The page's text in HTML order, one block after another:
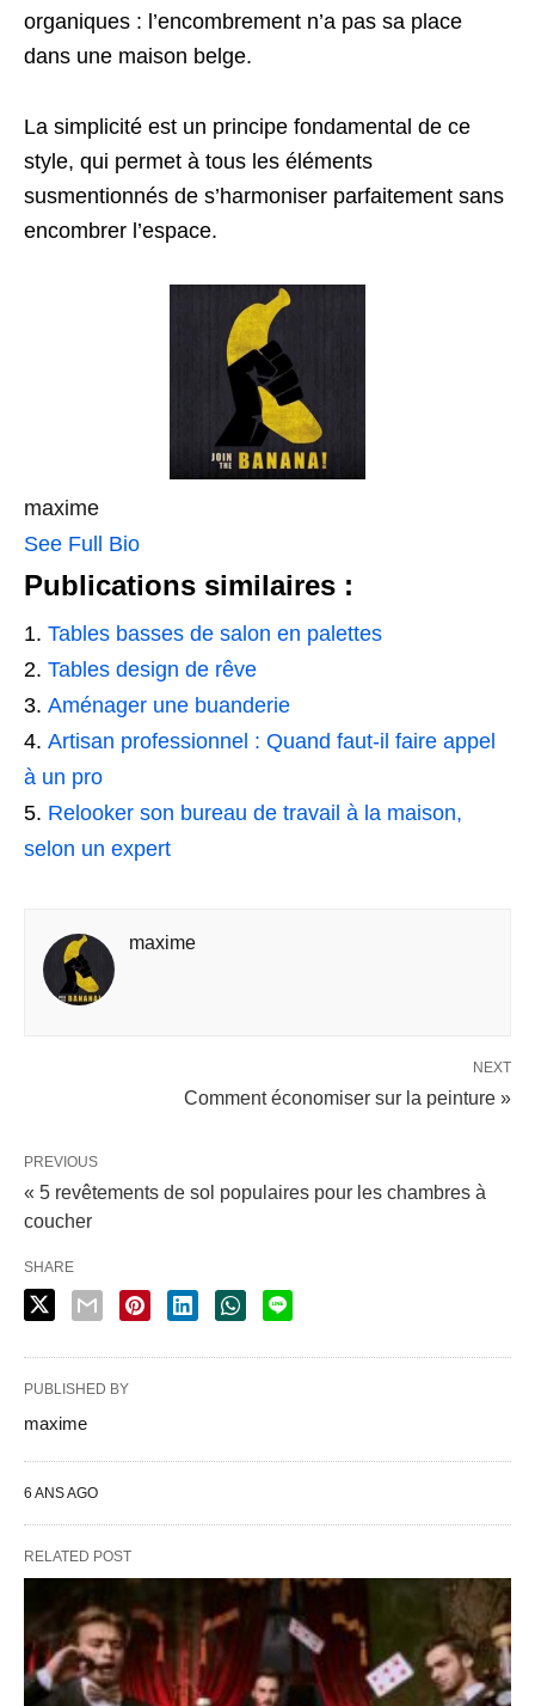
organiques : l’encombrement n’a pas sa place
dans une maison belge.
La simplicité est un principe fondamental de ce
style, qui permet à tous les éléments
susmentionnés de s’harmoniser parfaitement sans
encombrer l’espace.
maxime
See Full Bio
Publications similaires :
Tables basses de salon en palettes
Tables design de rêve
Aménager une buanderie
Artisan professionnel : Quand faut-il faire appel
à un pro
Relooker son bureau de travail à la maison,
selon un expert
maxime
NEXT
Comment économiser sur la peinture »
PREVIOUS
« 5 revêtements de sol populaires pour les chambres à
coucher
SHARE
PUBLISHED BY
maxime
6 ANS AGO
RELATED POST